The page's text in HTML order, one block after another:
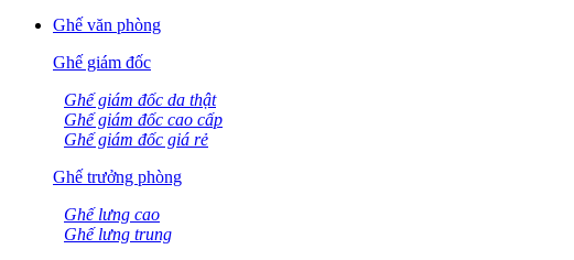
Ghế văn phòng
Ghế giám đốc
Ghế giám đốc da thật
Ghế giám đốc cao cấp
Ghế giám đốc giá rẻ
Ghế trưởng phòng
Ghế lưng cao
Ghế lưng trung